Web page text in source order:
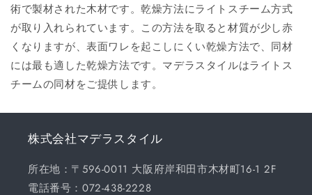
術で製材された木材です。乾燥方法にライトスチーム方式
が取り入れられています。この方法を取ると材質が少し赤
くなりますが、表面ワレを起こしにくい乾燥方法で、同材
には最も適した乾燥方法です。マデラスタイルはライトス
チームの同材をご提供します。
株式会社マデラスタイル
所在地：〒596-0011 大阪府岸和田市木材町16-1 2F
電話番号：072-438-2228